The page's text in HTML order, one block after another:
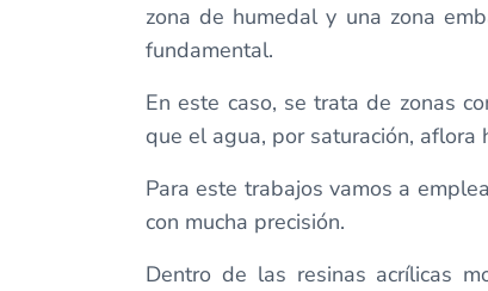
zona de humedal y una zona
fundamental.
En este caso, se trata de zonas
que el agua, por saturación, aflora
Para este trabajos vamos a
con mucha precisión.
Dentro de las resinas acrílicas